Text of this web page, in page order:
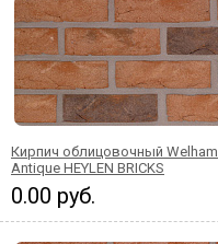
Кирпич облицовочный Welham
Antique HEYLEN BRICKS
0.00 руб.